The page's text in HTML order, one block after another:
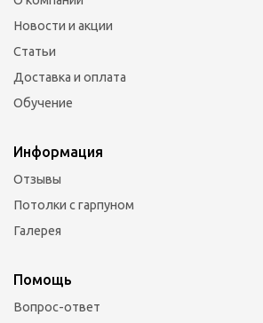
Новости и акции
Статьи
Доставка и оплата
Обучение
Информация
Отзывы
Потолки с гарпуном
Галерея
Помощь
Вопрос-ответ